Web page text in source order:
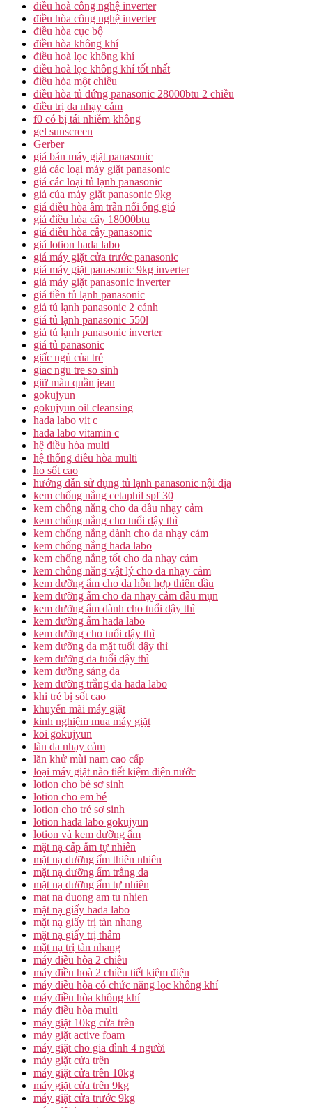
điều hoà công nghệ inverter
điều hòa công nghệ inverter
điều hòa cục bộ
điều hòa không khí
điều hoà lọc không khí
điều hoà lọc không khí tốt nhất
điều hòa một chiều
điều hòa tủ đứng panasonic 28000btu 2 chiều
điều trị da nhạy cảm
f0 có bị tái nhiễm không
gel sunscreen
Gerber
giá bán máy giặt panasonic
giá các loại máy giặt panasonic
giá các loại tủ lạnh panasonic
giá của máy giặt panasonic 9kg
giá điều hòa âm trần nối ống gió
giá điều hòa cây 18000btu
giá điều hòa cây panasonic
giá lotion hada labo
giá máy giặt cửa trước panasonic
giá máy giặt panasonic 9kg inverter
giá máy giặt panasonic inverter
giá tiền tủ lạnh panasonic
giá tủ lạnh panasonic 2 cánh
giá tủ lạnh panasonic 550l
giá tủ lạnh panasonic inverter
giá tủ panasonic
giấc ngủ của trẻ
giac ngu tre so sinh
giữ màu quần jean
gokujyun
gokujyun oil cleansing
hada labo vit c
hada labo vitamin c
hệ điều hòa multi
hệ thống điều hòa multi
ho sốt cao
hướng dẫn sử dụng tủ lạnh panasonic nội địa
kem chống nắng cetaphil spf 30
kem chống nắng cho da dầu nhạy cảm
kem chống nắng cho tuổi dậy thì
kem chống nắng dành cho da nhạy cảm
kem chống nắng hada labo
kem chống nắng tốt cho da nhạy cảm
kem chống nắng vật lý cho da nhạy cảm
kem dưỡng ẩm cho da hỗn hợp thiên dầu
kem dưỡng ẩm cho da nhạy cảm dầu mụn
kem dưỡng ẩm dành cho tuổi dậy thì
kem dưỡng ẩm hada labo
kem dưỡng cho tuổi dậy thì
kem dưỡng da mặt tuổi dậy thì
kem dưỡng da tuổi dậy thì
kem dưỡng sáng da
kem dưỡng trắng da hada labo
khi trẻ bị sốt cao
khuyến mãi máy giặt
kinh nghiệm mua máy giặt
koi gokujyun
làn da nhạy cảm
lăn khử mùi nam cao cấp
loại máy giặt nào tiết kiệm điện nước
lotion cho bé sơ sinh
lotion cho em bé
lotion cho trẻ sơ sinh
lotion hada labo gokujyun
lotion và kem dưỡng ẩm
mặt nạ cấp ẩm tự nhiên
mặt nạ dưỡng ẩm thiên nhiên
mặt nạ dưỡng ẩm trắng da
mặt nạ dưỡng ẩm tự nhiên
mat na duong am tu nhien
mặt nạ giấy hada labo
mặt nạ giấy trị tàn nhang
mặt nạ giấy trị thâm
mặt nạ trị tàn nhang
máy điều hòa 2 chiều
máy điều hoà 2 chiều tiết kiệm điện
máy điều hòa có chức năng lọc không khí
máy điều hòa không khí
máy điều hòa multi
máy giặt 10kg cửa trên
máy giặt active foam
máy giặt cho gia đình 4 người
máy giặt cửa trên
máy giặt cửa trên 10kg
máy giặt cửa trên 9kg
máy giặt cửa trước 9kg